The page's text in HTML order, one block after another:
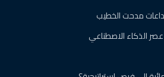
مدحت الخطيب
الذكاء الاصطناعي